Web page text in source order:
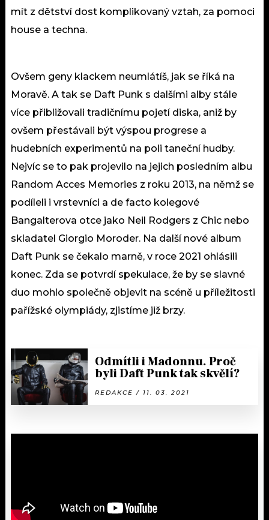
mít z dětství dost komplikovaný vztah, za pomoci
house a techna.
Ovšem geny klackem neumlátíš, jak se říká na
Moravě. A tak se Daft Punk s dalšími alby stále
více přibližovali tradičnímu pojetí diska, aniž by
ovšem přestávali být výspou progrese a
hudebních experimentů na poli taneční hudby.
Nejvíc se to pak projevilo na jejich posledním albu
Random Acces Memories z roku 2013, na němž se
podíleli i vrstevníci a de facto kolegové
Bangalterova otce jako Neil Rodgers z Chic nebo
skladatel Giorgio Moroder. Na další nové album
Daft Punk se čekalo marně, v roce 2021 ohlásili
konec. Zda se potvrdí spekulace, že by se slavné
duo mohlo společně objevit na scéně u příležitosti
pařížské olympiády, zjistíme již brzy.
Odmítli i Madonnu. Proč
byli Daft Punk tak skvělí?
REDAKCE / 11. 03. 2021